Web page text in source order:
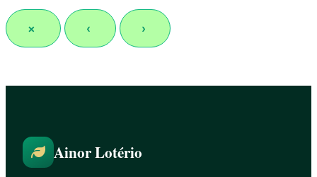
× ‹ ›
Ainor Lotério